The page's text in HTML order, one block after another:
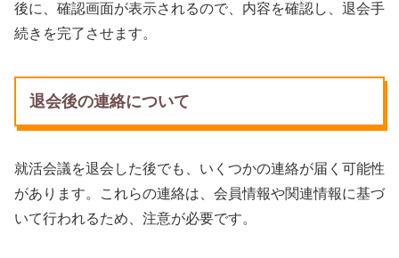
後に、確認画面が表示されるので、内容を確認し、退会手
続きを完了させます。
退会後の連絡について
就活会議を退会した後でも、いくつかの連絡が届く可能性
があります。これらの連絡は、会員情報や関連情報に基づ
いて行われるため、注意が必要です。